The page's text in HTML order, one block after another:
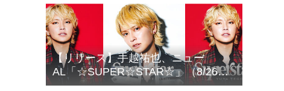
【リリース】手越祐也、ニュー
AL「☆SUPER☆STAR☆」（8/26発
売）より「AME-KAZE」＆「エデ